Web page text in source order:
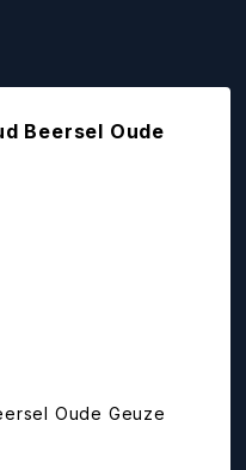
Beersel Oude
Oude Geuze